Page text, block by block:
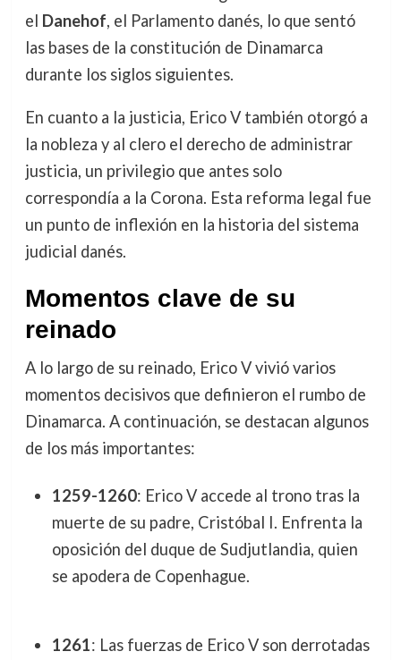
el Danehof, el Parlamento danés, lo que sentó
las bases de la constitución de Dinamarca
durante los siglos siguientes.
En cuanto a la justicia, Erico V también otorgó a
la nobleza y al clero el derecho de administrar
justicia, un privilegio que antes solo
correspondía a la Corona. Esta reforma legal fue
un punto de inflexión en la historia del sistema
judicial danés.
Momentos clave de su
reinado
A lo largo de su reinado, Erico V vivió varios
momentos decisivos que definieron el rumbo de
Dinamarca. A continuación, se destacan algunos
de los más importantes:
1259-1260: Erico V accede al trono tras la
muerte de su padre, Cristóbal I. Enfrenta la
oposición del duque de Sudjutlandia, quien
se apodera de Copenhague.
1261: Las fuerzas de Erico V son derrotadas